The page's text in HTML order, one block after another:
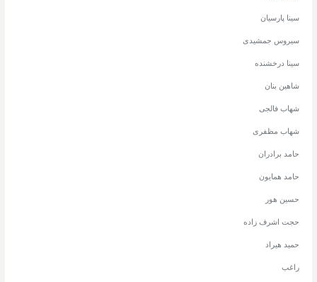
سینا پارسیان
سیروس جمشیدی
سینا درخشنده
شاهین بنان
شهاب فالجی
شهاب مظفری
حامد برادران
حامد همایون
حسین هور
حجت اشرف زاده
حمید هیراد
راغب